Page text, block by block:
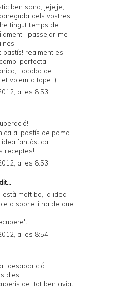
ben sana, jejejje,
dels vostres
tingut temps de
i passejar-me
pastís! realment es
perfecta.
i acaba de
volem a tope :)
a les 8:53
al pastís de poma
idea fantàstica
receptes!
a les 8:53
està molt bo, la idea
a sobre li ha de que
a les 8:54
"desaparició
dies....
del tot ben aviat